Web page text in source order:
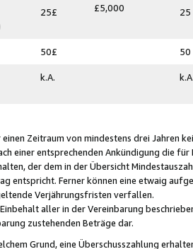
25£ £5,000 25
50£ 50
k.A.
Zeitraum von mindestens drei Jahren
einer entsprechenden Ankündigung die
der dem in der Übersicht
entspricht. Ferner können eine etwaig
Verjährungsfristen verfallen.
aller in der Vereinbarung
zustehenden Beträge dar.
Grund, eine Überschusszahlung